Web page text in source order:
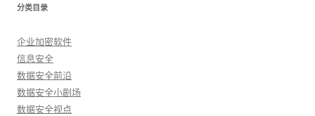
分类目录
企业加密软件
信息安全
数据安全前沿
数据安全小剧场
数据安全视点